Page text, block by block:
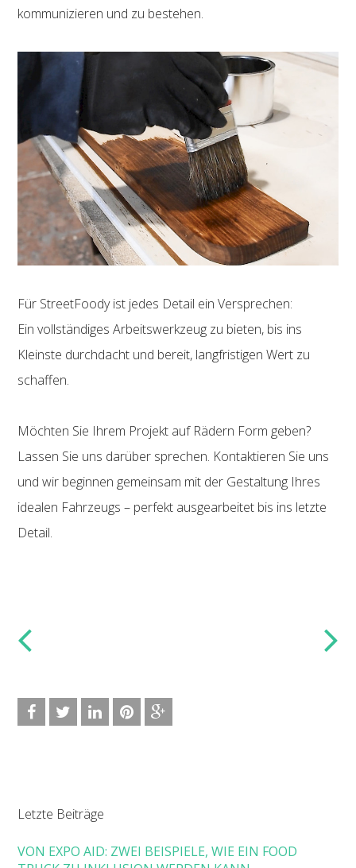
kommunizieren und zu bestehen.
Für StreetFoody ist jedes Detail ein Versprechen:
Ein vollständiges Arbeitswerkzeug zu bieten, bis ins
Kleinste durchdacht und bereit, langfristigen Wert zu
schaffen.
Möchten Sie Ihrem Projekt auf Rädern Form geben?
Lassen Sie uns darüber sprechen. Kontaktieren Sie uns
und wir beginnen gemeinsam mit der Gestaltung Ihres
idealen Fahrzeugs – perfekt ausgearbeitet bis ins letzte
Detail.
Letzte Beiträge
VON EXPO AID: ZWEI BEISPIELE, WIE EIN FOOD